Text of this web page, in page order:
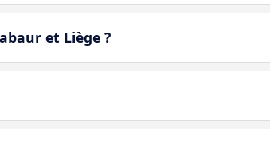
et Liège ?